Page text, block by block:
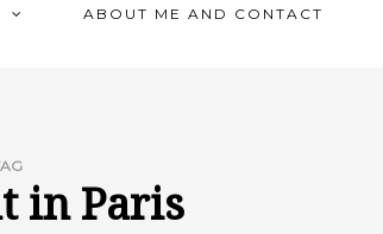
ABOUT ME AND CONTACT
in Paris